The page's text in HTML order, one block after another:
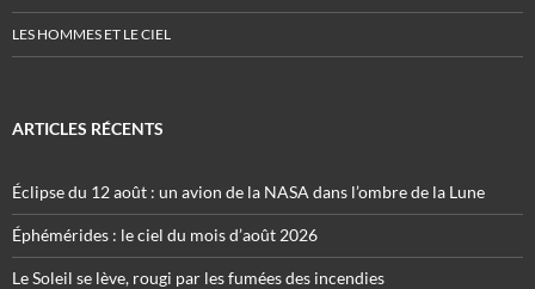
LES HOMMES ET LE CIEL
ARTICLES RÉCENTS
Éclipse du 12 août : un avion de la NASA dans l’ombre de la Lune
Éphémérides : le ciel du mois d’août 2026
Le Soleil se lève, rougi par les fumées des incendies